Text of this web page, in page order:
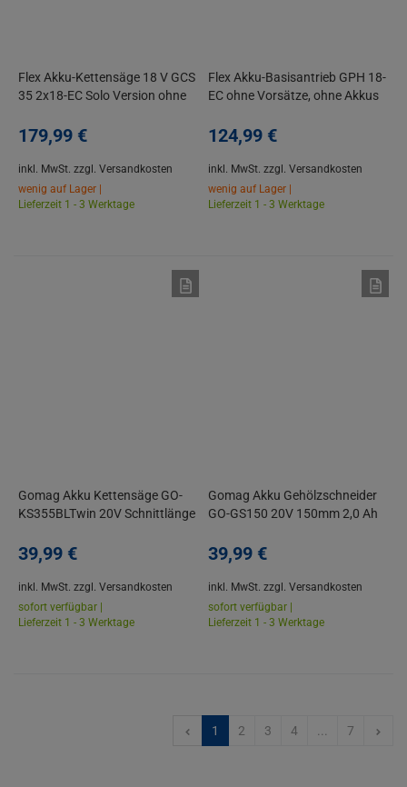
Flex Akku-Kettensäge 18 V GCS
35 2x18-EC Solo Version ohne
179,99 €
inkl. MwSt. zzgl. Versandkosten
wenig auf Lager |
Lieferzeit 1 - 3 Werktage
Flex Akku-Basisantrieb GPH 18-
EC ohne Vorsätze, ohne Akkus
124,99 €
inkl. MwSt. zzgl. Versandkosten
wenig auf Lager |
Lieferzeit 1 - 3 Werktage
Gomag Akku Kettensäge GO-
KS355BLTwin 20V Schnittlänge
39,99 €
inkl. MwSt. zzgl. Versandkosten
sofort verfügbar |
Lieferzeit 1 - 3 Werktage
Gomag Akku Gehölzschneider
GO-GS150 20V 150mm 2,0 Ah
39,99 €
inkl. MwSt. zzgl. Versandkosten
sofort verfügbar |
Lieferzeit 1 - 3 Werktage
1 2 3 4 7